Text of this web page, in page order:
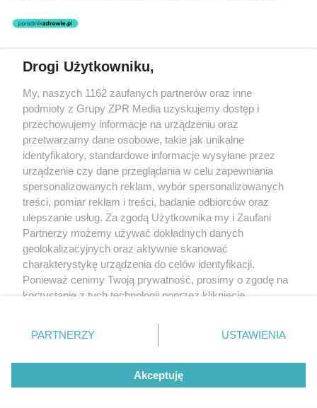
świadczeń zdrowotnych w rozumieniu art. 3 ust 1 ustawy o
rozpowszechniany lub dalej rozpowszechniany w jakikolwiek sposób
(w tym także elektroniczny lub mechaniczny) na jakimkolwiek polu
eksploatacji w jakiejkolwiek formie, włącznie z umieszczaniem w
Internecie bez pisemnej zgody właściciela praw. Jakiekolwiek użycie
lub wykorzystanie utworów w całości lub w części z naruszeniem
prawa, tzn. bez właściwej zgody, jest zabronione pod groźbą kary i
może być ścigane prawnie.
O nas
Informacje prawne
Nasze serwisy
Drogi Użytkowniku,
My, naszych 1162 zaufanych partnerów oraz inne
podmioty z Grupy ZPR Media uzyskujemy dostęp i
przechowujemy informacje na urządzeniu oraz
przetwarzamy dane osobowe, takie jak unikalne
identyfikatory, standardowe informacje wysyłane przez
urządzenie czy dane przeglądania w celu zapewniania
spersonalizowanych reklam, wybór spersonalizowanych
treści, pomiar reklam i treści, badanie odbiorców oraz
ulepszanie usług. Za zgodą Użytkownika my i Zaufani
Partnerzy możemy używać dokładnych danych
geolokalizacyjnych oraz aktywnie skanować
charakterystykę urządzenia do celów identyfikacji.
Ponieważ cenimy Twoją prywatność, prosimy o zgodę na
korzystanie z tych technologii poprzez kliknięcie
zmienić/wycofać klikając przycisk ustawień prywatności
znajdujący się w lewym dolnym rogu strony
rodzaje przetwarzania danych nie wymagają zgody
użytkownika, ale masz prawo sprzeciwić się takiemu
przetwarzaniu. Preferencje będą miały zastosowanie tylko
PARTNERZY USTAWIENIA
Akceptuję